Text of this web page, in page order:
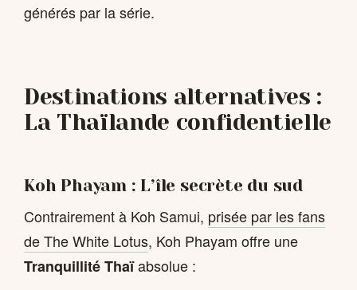
générés par la série.
Destinations alternatives :
La Thaïlande confidentielle
Koh Phayam : L’île secrète du sud
Contrairement à Koh Samui, prisée par les fans
de The White Lotus, Koh Phayam offre une
Tranquillité Thaïabsolue :